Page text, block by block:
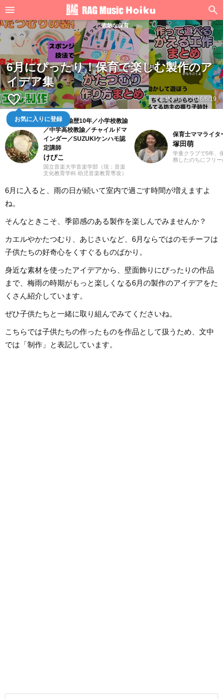
素敵な保育
6月にぴったり！保育で楽しむ製作のア
イデア集
favorite_border 2
お気に入りに登録
最終更新：2026/6/19
幼稚園教諭歴10年／小学校教諭
／中学高校教諭／チャイルドマ
インダー／SUZUKIケンハモ認
定講師
けぴこ
国立音楽大学音楽学部（現：音楽
文化教育学科 幼児音楽教育専攻）
家の草場純先生が担任でした。大
学卒業後は幼稚園教諭として10年
として赴任。音楽教育だけでな
く、日本文化や伝承遊び、レクリ
こない、多くの子供たちと関わっ
てきました。その後、小学館にて
フリーランスライター、企画、編
集の仕事を通して楽しい大人との
さを経験。教育現場で培った視点
インプットとアウトプットを大切
に実践に役立つ情報をお届けしま
アウトドア、本、工作、クラフ
保育士ママライタ
塚田萌
学童クラブで5年、
務したのちにフリ
っかけに、大学で
ルに所属。ウクレ
さまざまな経験を
ほしいと考えていま
6月に入ると、雨の日が続いて室内で過ごす時間が増えますよ
ね。
そんなときこそ、季節感のある製作を楽しんでみませんか？
カエルやかたつむり、あじさいなど、6月ならではのモチーフは
子供たちの好奇心をくすぐるものばかり。
身近な素材を使ったアイデアから、壁面飾りにぴったりの作品
まで、梅雨の時期がもっと楽しくなる6月の製作のアイデアをた
くさん紹介しています。
ぜひ子供たちと一緒に取り組んでみてくださいね。
こちらでは子供たちの作ったものを作品として扱うため、文中
では「制作」と表記しています。